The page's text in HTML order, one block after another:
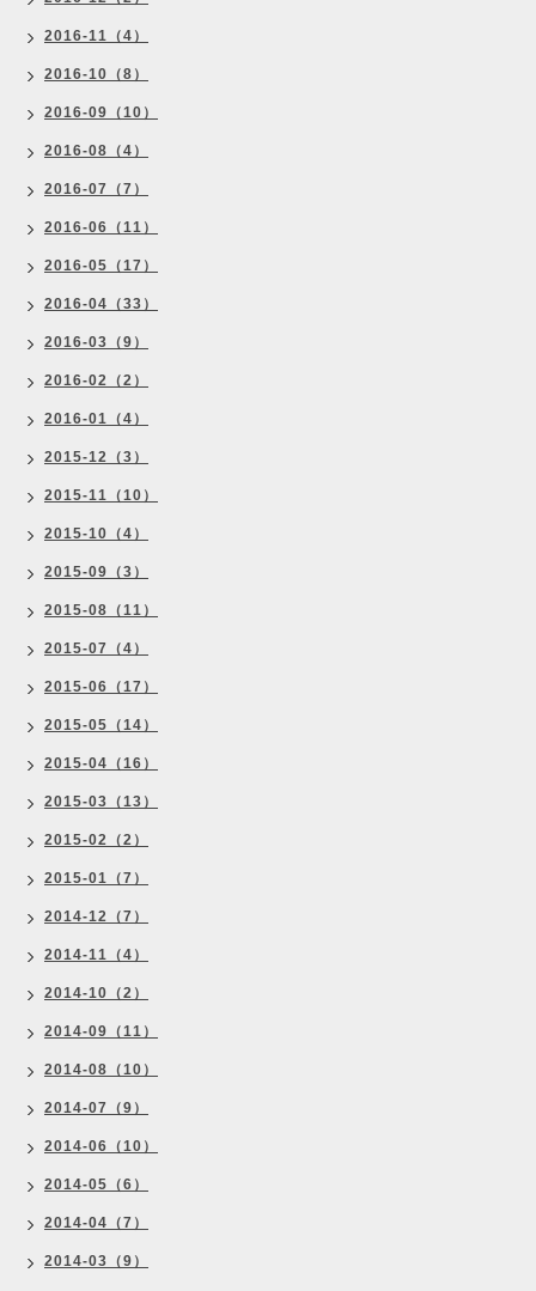
2016-11（4）
2016-10（8）
2016-09（10）
2016-08（4）
2016-07（7）
2016-06（11）
2016-05（17）
2016-04（33）
2016-03（9）
2016-02（2）
2016-01（4）
2015-12（3）
2015-11（10）
2015-10（4）
2015-09（3）
2015-08（11）
2015-07（4）
2015-06（17）
2015-05（14）
2015-04（16）
2015-03（13）
2015-02（2）
2015-01（7）
2014-12（7）
2014-11（4）
2014-10（2）
2014-09（11）
2014-08（10）
2014-07（9）
2014-06（10）
2014-05（6）
2014-04（7）
2014-03（9）